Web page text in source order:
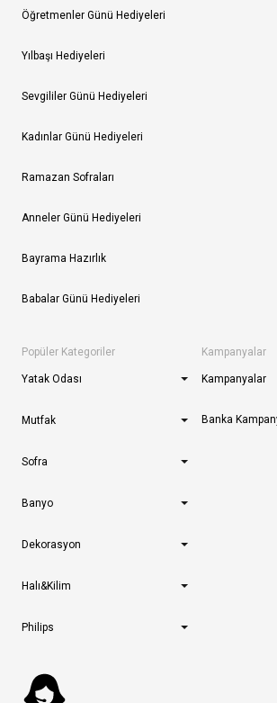
Öğretmenler Günü Hediyeleri
Yılbaşı Hediyeleri
Sevgililer Günü Hediyeleri
Kadınlar Günü Hediyeleri
Ramazan Sofraları
Anneler Günü Hediyeleri
Bayrama Hazırlık
Babalar Günü Hediyeleri
Popüler Kategoriler
Yatak Odası
Mutfak
Sofra
Banyo
Dekorasyon
Halı&Kilim
Philips
Kampanyalar
Kampanyalar
Banka